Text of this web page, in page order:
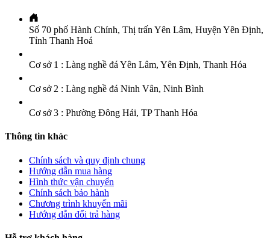
Số 70 phố Hành Chính, Thị trấn Yên Lâm, Huyện Yên Định,
Tỉnh Thanh Hoá
Cơ sở 1 : Làng nghề đá Yên Lâm, Yên Định, Thanh Hóa
Cơ sở 2 : Làng nghề đá Ninh Vân, Ninh Bình
Cơ sở 3 : Phường Đông Hải, TP Thanh Hóa
Thông tin khác
Chính sách và quy định chung
Hướng dẫn mua hàng
Hình thức vận chuyển
Chính sách bảo hành
Chương trình khuyến mãi
Hướng dẫn đổi trả hàng